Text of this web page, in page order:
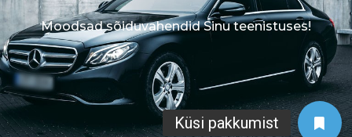
Moodsad sõiduvahendid Sinu teenistuses!